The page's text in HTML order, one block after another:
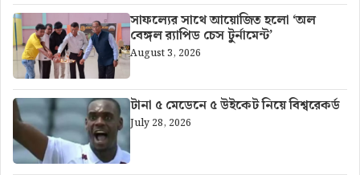
সাফল্যের সাথে আয়োজিত হলো ‘অল
বেঙ্গল র‍্যাপিড চেস টুর্নামেন্ট’
August 3, 2026
টানা ৫ মেডেনে ৫ উইকেট নিয়ে বিশ্বরেকর্ড
July 28, 2026